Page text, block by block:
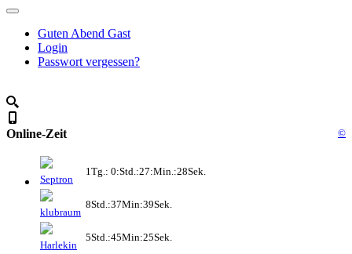
Guten Abend Gast
Login
Passwort vergessen?
Online-Zeit ©
Septron
1Tg.: 0:Std.:27:Min.:28Sek.
klubraum
8Std.:37Min:39Sek.
Harlekin
5Std.:45Min:25Sek.